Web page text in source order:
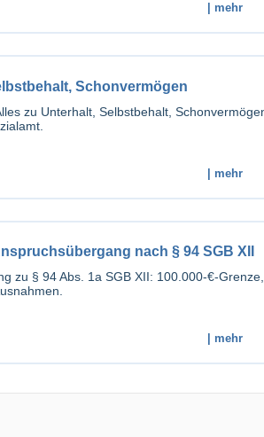
| mehr
Schonvermögen
zu Unterhalt, Selbstbehalt,
| mehr
nach § 94 SGB XII
zu § 94 Abs. 1a SGB XII: 100.000-€-Grenze,
| mehr